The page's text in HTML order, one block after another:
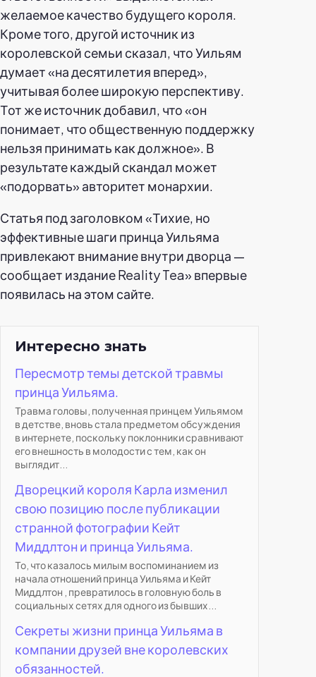
желаемое качество будущего короля.
Кроме того, другой источник из
королевской семьи сказал, что Уильям
думает «на десятилетия вперед»,
учитывая более широкую перспективу.
Тот же источник добавил, что «он
понимает, что общественную поддержку
нельзя принимать как должное». В
результате каждый скандал может
«подорвать» авторитет монархии.
Статья под заголовком «Тихие, но
эффективные шаги принца Уильяма
привлекают внимание внутри дворца —
сообщает издание Reality Tea» впервые
появилась на этом сайте.
Интересно знать
Пересмотр темы детской травмы
принца Уильяма.
Травма головы, полученная принцем Уильямом
в детстве, вновь стала предметом обсуждения
в интернете, поскольку поклонники сравнивают
его внешность в молодости с тем, как он
выглядит...
Дворецкий короля Карла изменил
свою позицию после публикации
странной фотографии Кейт
Миддлтон и принца Уильяма.
То, что казалось милым воспоминанием из
начала отношений принца Уильяма и Кейт
Миддлтон , превратилось в головную боль в
социальных сетях для одного из бывших...
Секреты жизни принца Уильяма в
компании друзей вне королевских
обязанностей.